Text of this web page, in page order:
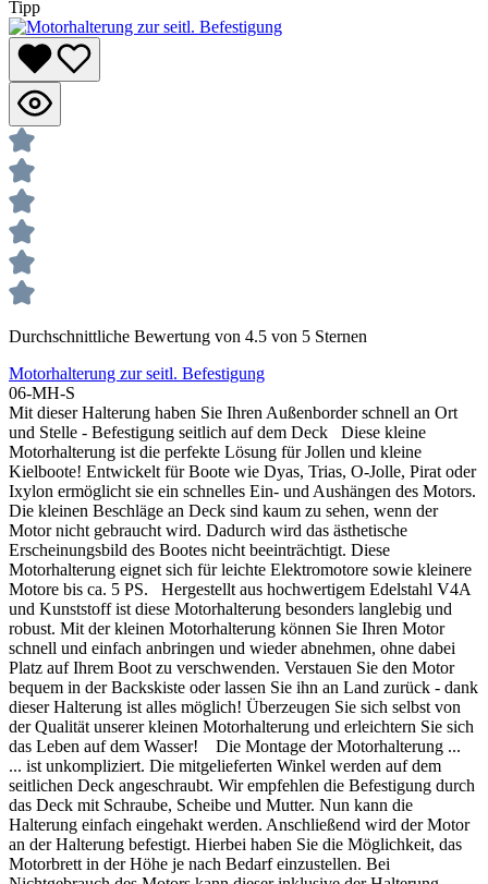
Tipp
Durchschnittliche Bewertung von 4.5 von 5 Sternen
Motorhalterung zur seitl. Befestigung
06-MH-S
Mit dieser Halterung haben Sie Ihren Außenborder schnell an Ort
und Stelle - Befestigung seitlich auf dem Deck Diese kleine
Motorhalterung ist die perfekte Lösung für Jollen und kleine
Kielboote! Entwickelt für Boote wie Dyas, Trias, O-Jolle, Pirat oder
Ixylon ermöglicht sie ein schnelles Ein- und Aushängen des Motors.
Die kleinen Beschläge an Deck sind kaum zu sehen, wenn der
Motor nicht gebraucht wird. Dadurch wird das ästhetische
Erscheinungsbild des Bootes nicht beeinträchtigt. Diese
Motorhalterung eignet sich für leichte Elektromotore sowie kleinere
Motore bis ca. 5 PS. Hergestellt aus hochwertigem Edelstahl V4A
und Kunststoff ist diese Motorhalterung besonders langlebig und
robust. Mit der kleinen Motorhalterung können Sie Ihren Motor
schnell und einfach anbringen und wieder abnehmen, ohne dabei
Platz auf Ihrem Boot zu verschwenden. Verstauen Sie den Motor
bequem in der Backskiste oder lassen Sie ihn an Land zurück - dank
dieser Halterung ist alles möglich! Überzeugen Sie sich selbst von
der Qualität unserer kleinen Motorhalterung und erleichtern Sie sich
das Leben auf dem Wasser! Die Montage der Motorhalterung ...
... ist unkompliziert. Die mitgelieferten Winkel werden auf dem
seitlichen Deck angeschraubt. Wir empfehlen die Befestigung durch
das Deck mit Schraube, Scheibe und Mutter. Nun kann die
Halterung einfach eingehakt werden. Anschließend wird der Motor
an der Halterung befestigt. Hierbei haben Sie die Möglichkeit, das
Motorbrett in der Höhe je nach Bedarf einzustellen. Bei